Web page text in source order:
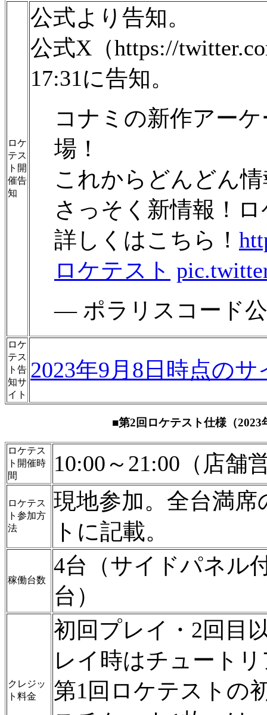
ロケ
テス
ト開
催告
知
公式より告知。
公式X（https://
17:31に告知。
コナミの新作アー
場！
これからどんどん
さっそく新情報！
詳しくはこちら！
ロケテスト
— ポラリスコード公
ロケ
テス
ト告
知サ
イト
2023年9月8日時点の
■第2回ロケテスト仕様（
ロケテス
ト開催時
間
10:00～21:00（店舗
ロケテス
ト参加方
法
現地参加。全台満
トに記載。
稼働台数
4台（サイドパネル
台）
クレジッ
ト料金
初回プレイ・2回目
レイ時はチュート
第1回ロケテストの